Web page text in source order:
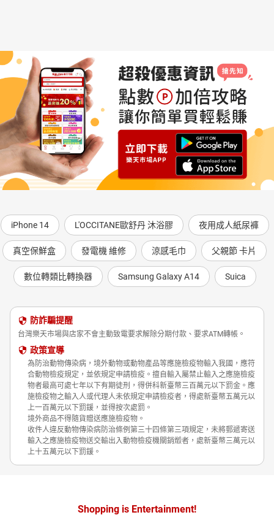
iPhone 14 L'OCCITANE歐舒丹 沐浴膠 夜用成人紙尿褲
真空保鮮盒 發電機 維修 涼感毛巾 父親節 卡片
數位轉類比轉換器 Samsung Galaxy A14 Suica
防詐騙提醒
台灣樂天市場與店家不會主動致電要求解除分期付款、要求ATM轉帳。
政策宣導
為防治動物傳染病，境外動物或動物產品等應施檢疫物輸入我國，應符
合動物檢疫規定，並依規定申請檢疫。擅自輸入屬禁止輸入之應施檢疫
物者最高可處七年以下有期徒刑，得併科新臺幣三百萬元以下罰金。應
施檢疫物之輸入人或代理人未依規定申請檢疫者，得處新臺幣五萬元以
上一百萬元以下罰鍰，並得按次處罰。
境外商品不得隨貨贈送應施檢疫物。
收件人違反動物傳染病防治條例第三十四條第三項規定，未將郵遞寄送
輸入之應施檢疫物送交輸出入動物檢疫機關銷燬者，處新臺幣三萬元以
上十五萬元以下罰鍰。
Shopping is Entertainment!